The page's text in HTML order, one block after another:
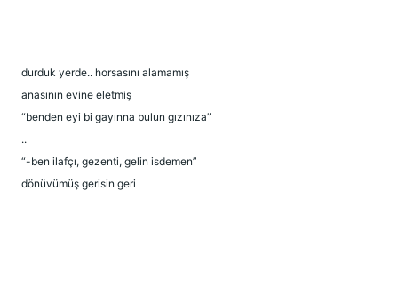
durduk yerde.. horsasını alamamış
anasının evine eletmiş
“benden eyi bi gayınna bulun gızınıza”
..
“-ben ilafçı, gezenti, gelin isdemen”
dönüvümüş gerisin geri